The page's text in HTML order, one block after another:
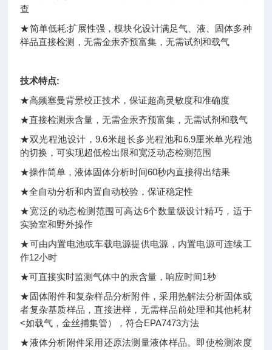
查
★简单低耗:扩展性强，模块化设计满足气、液、固体多种
样品直接检测，无需金汞齐预富集，无需试剂和载气
技术特点:
★高频塞曼背景校正技术，保证超高灵敏度和准确度
★直接检测汞含量，无需金汞齐预富集，无需试剂和载气
★双光程池设计，9.6米超长多光程池和6.9厘米单光程池
的切换，可实现超低检出限和宽泛动态检测范围
★操作简单，液体固体分析时间60秒内直接得出结果
★全自动分析和内置自动校验，保证稳定性
★宽泛的动态检测范围可高达6个数量级设计精巧，适于
实验室和野外操作
★可由内置电池或车载电源提供电源，内置电源可连续工
作12小时
★可直接实时监测气体中的汞含量，响应时间1秒
★固体附件和复杂样品分析附件，采用热解法分析固体或
者复杂基质样品，直接进样，无需样品前处理和其他耗材
<如载气，金丝捕集管），符合EPA7473方法
★液体分析附件采用还原法测量液体样品。即使检测浓度